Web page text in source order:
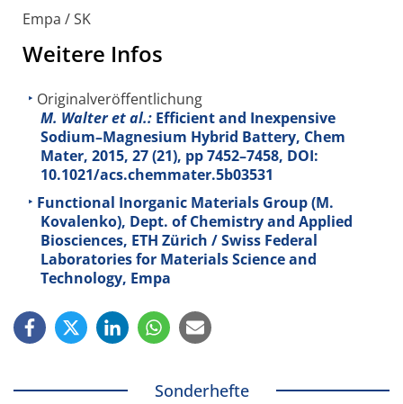
Empa / SK
Weitere Infos
Originalveröffentlichung
M. Walter et al.: Efficient and Inexpensive
Sodium–Magnesium Hybrid Battery, Chem
Mater, 2015, 27 (21), pp 7452–7458, DOI:
10.1021/acs.chemmater.5b03531
Functional Inorganic Materials Group (M.
Kovalenko), Dept. of Chemistry and Applied
Biosciences, ETH Zürich / Swiss Federal
Laboratories for Materials Science and
Technology, Empa
Sonderhefte